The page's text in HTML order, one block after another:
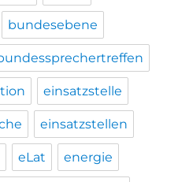
bundesebene
einsatzstelle
einsatzstellen
eLat energie